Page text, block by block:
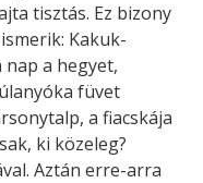
tisztás. Ez bizony
Kakuk-
nap a hegyet,
füvet
a fiacskája
ki közeleg?
Aztán erre-arra